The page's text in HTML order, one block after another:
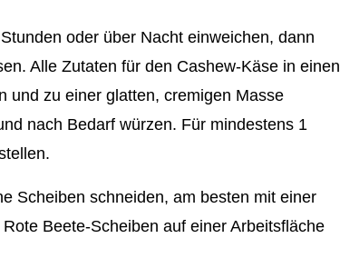
oder über Nacht einweichen, dann
Alle Zutaten für den Cashew-Käse in einen
und zu einer glatten, cremigen Masse
nach Bedarf würzen. Für mindestens 1
Scheiben schneiden, am besten mit einer
Beete-Scheiben auf einer Arbeitsfläche